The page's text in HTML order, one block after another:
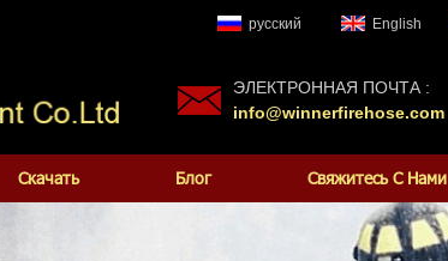
русский English
ЭЛЕКТРОННАЯ ПОЧТА :
info@winnerfirehose.com
Скачать Блог Свяжитесь С Нами